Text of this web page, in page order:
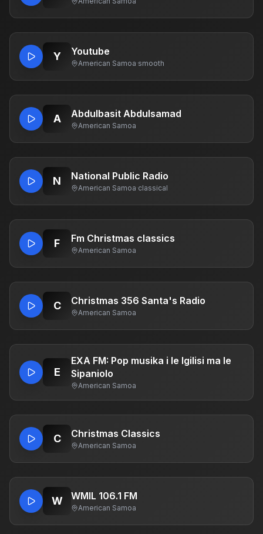
Y Youtube
American Samoa·smooth
A Abdulbasit Abdulsamad
American Samoa
N National Public Radio
American Samoa·classical
F Fm Christmas classics
American Samoa
C Christmas 356 Santa's Radio
American Samoa
E
EXA FM: Pop musika i le Igilisi ma le
Sipaniolo
American Samoa
C Christmas Classics
American Samoa
W WMIL 106.1 FM
American Samoa